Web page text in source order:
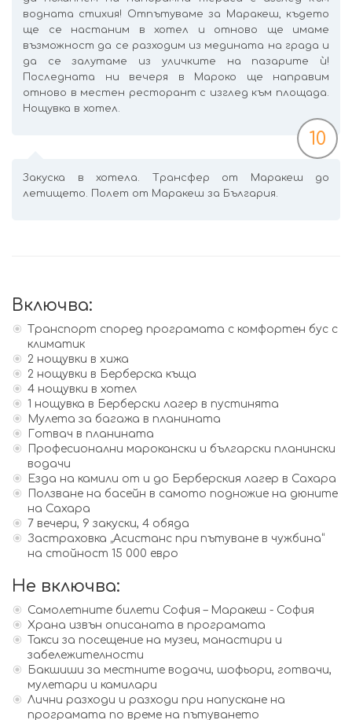
водната стихия! Отпътуваме за Маракеш, където
ще се настаним в хотел и отново ще имаме
възможност да се разходим из медината на града и
да се залутаме из уличките на пазарите ѝ!
Последната ни вечеря в Мароко ще направим
отново в местен ресторант с изглед към площада.
Нощувка в хотел.
10
Закуска в хотела. Трансфер от Маракеш до
летището. Полет от Маракеш за България.
Включва:
Транспорт според програмата с комфортен бус с
климатик
2 нощувки в хижа
2 нощувки в Берберска къща
4 нощувки в хотел
1 нощувка в Берберски лагер в пустинята
Мулета за багажа в планината
Готвач в планината
Професионални марокански и български планински
водачи
Езда на камили от и до Берберския лагер в Сахара
Ползване на басейн в самото подножие на дюните
на Сахара
7 вечери, 9 закуски, 4 обяда
Застраховка „Асистанс при пътуване в чужбина“
на стойност 15 000 евро
Не включва:
Самолетните билети София – Маракеш - София
Храна извън описаната в програмата
Такси за посещение на музеи, манастири и
забележителности
Бакшиши за местните водачи, шофьори, готвачи,
мулетари и камилари
Лични разходи и разходи при напускане на
програмата по време на пътуването